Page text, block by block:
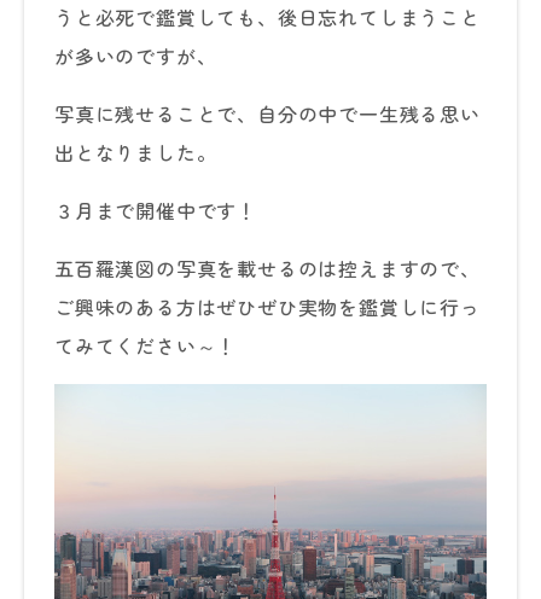
うと必死で鑑賞しても、後日忘れてしまうこと
が多いのですが、
写真に残せることで、自分の中で一生残る思い
出となりました。
３月まで開催中です！
五百羅漢図の写真を載せるのは控えますので、
ご興味のある方はぜひぜひ実物を鑑賞しに行っ
てみてください～！